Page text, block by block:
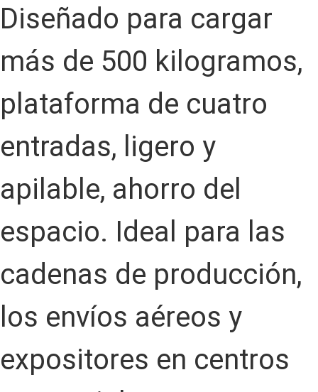
Diseñado para cargar
más de 500 kilogramos,
plataforma de cuatro
entradas, ligero y
apilable, ahorro del
espacio. Ideal para las
cadenas de producción,
los envíos aéreos y
expositores en centros